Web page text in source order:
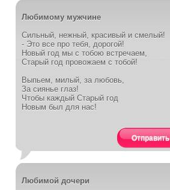
Любимому мужчине
Сильный, нежный, красивый и смелый!
- Это все про тебя, дорогой!
Новый год мы с тобою встречаем,
Старый год провожаем с тобой!
Выпьем, милый, за любовь,
За сиянье глаз!
Чтобы каждый Старый год
Новым был для нас!
Отправить
Любимой дочери